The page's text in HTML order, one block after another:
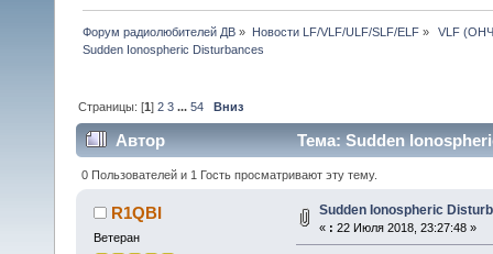
Форум радиолюбителей ДВ » Новости LF/VLF/ULF/SLF/ELF»
VLF (ОНЧ
Sudden Ionospheric Disturbances
Страницы: [1]2 3 ...54 Вниз
Автор Тема: Sudden
0 Пользователей и 1 Гость просматривают эту тему.
R1QBI
Ветеран
Sudden Ionospheric
« : 22 Июля 2018, 23:27:48 »